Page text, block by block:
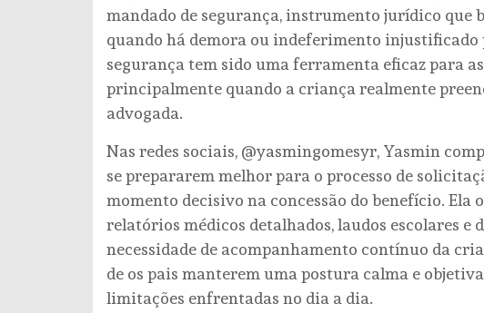
mandado de segurança, instrumento jurídico
quando há demora ou indeferimento injustificado
segurança tem sido uma ferramenta eficaz para
principalmente quando a criança realmente
advogada.
Nas redes sociais, @yasmingomesyr, Yasmin
se prepararem melhor para o processo de
momento decisivo na concessão do benefício. Ela
relatórios médicos detalhados, laudos escolares e
necessidade de acompanhamento contínuo da
de os pais manterem uma postura calma e
limitações enfrentadas no dia a dia.